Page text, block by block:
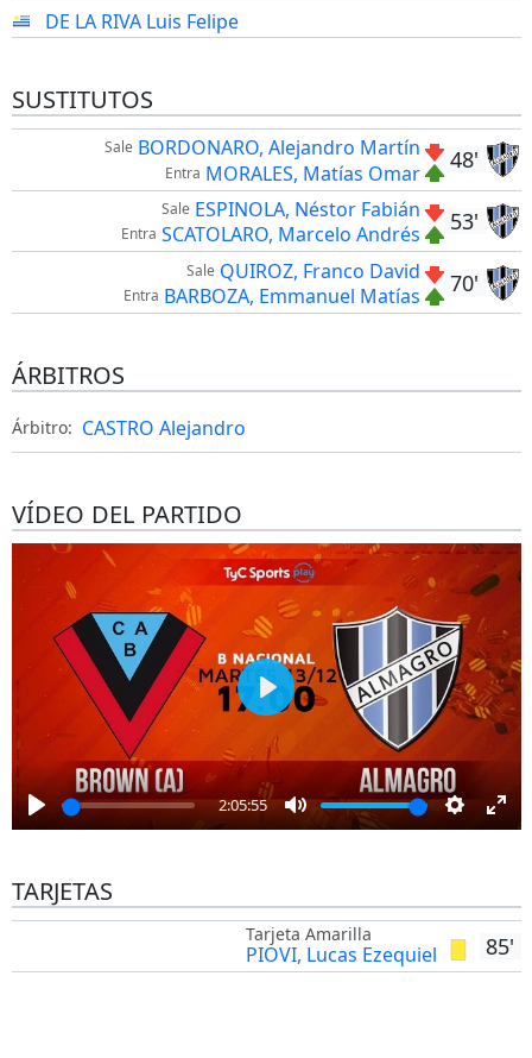
DE LA RIVA Luis Felipe
SUSTITUTOS
48'
Sale BORDONARO, Alejandro Martín
Entra MORALES, Matías Omar
53'
Sale ESPINOLA, Néstor Fabián
Entra SCATOLARO, Marcelo Andrés
70'
Sale QUIROZ, Franco David
Entra BARBOZA, Emmanuel Matías
ÁRBITROS
Árbitro: CASTRO Alejandro
VÍDEO DEL PARTIDO
Play
2:05:55
Mute Settings
Play
TARJETAS
85'
Tarjeta Amarilla
PIOVI, Lucas Ezequiel